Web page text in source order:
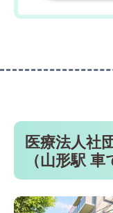
医療法人社
（山形駅 車